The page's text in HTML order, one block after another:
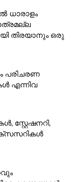
ധാരാളം
തിരയാനും ഒരു
പരിചരണ
എന്നിവ
സ്റ്റേഷനറി,